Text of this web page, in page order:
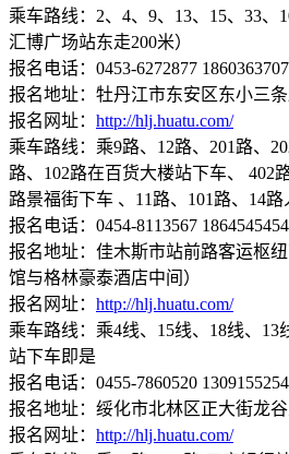
乘车路线：2、4、9、13、15、33、
汇博广场站东走200米）
报名电话：0453-6272877
报名地址：牡丹江市东安区东小三
报名网址： http://hlj.huatu.com/
乘车路线：乘9路、12路、201路、
路、102路在百货大楼站下车、 402
路景福街下车 、11路、101路、14
报名电话：0454-8113567
报名地址：佳木斯市站前路客运枢
馆与格林豪泰酒店中间）
报名网址： http://hlj.huatu.com/
乘车路线：乘4线、15线、18线、13
站下车即是
报名电话：0455-7860520
报名地址：绥化市北林区正大街龙
报名网址： http://hlj.huatu.com/